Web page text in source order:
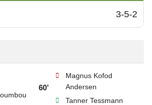
3-5-2
60’
Magnus Kofod
Andersen
Tanner Tessmann